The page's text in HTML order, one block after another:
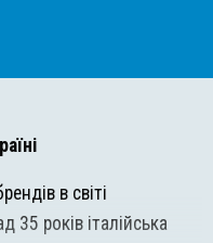
в світі
35 років італійська